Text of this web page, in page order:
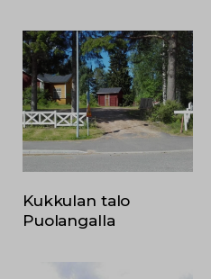
Kukkulan talo
Puolangalla